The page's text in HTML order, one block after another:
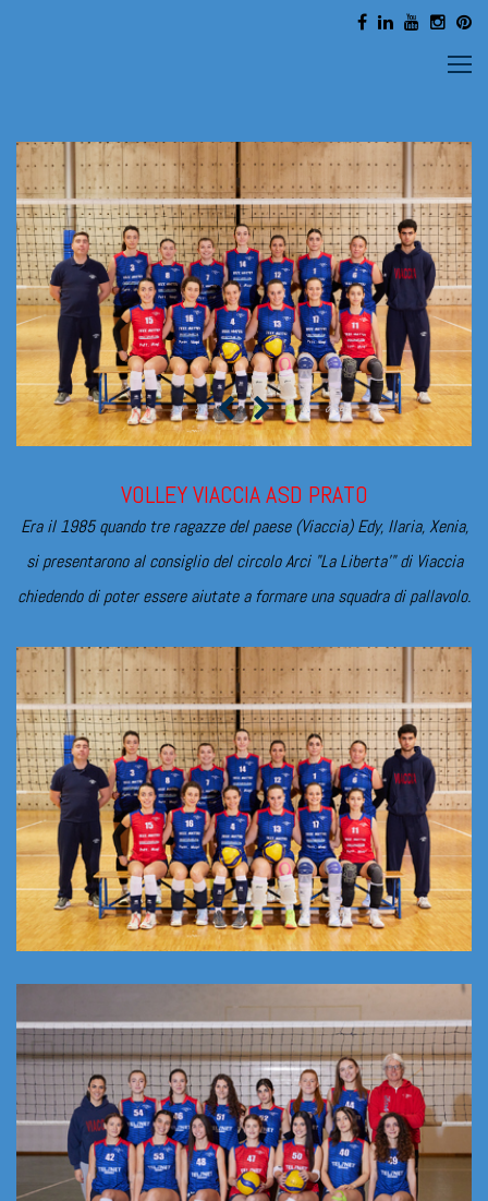
VOLLEY VIACCIA ASD PRATO
Era il 1985 quando tre ragazze del paese (Viaccia) Edy, Ilaria, Xenia,
si presentarono al consiglio del circolo Arci "La Liberta'" di Viaccia
chiedendo di poter essere aiutate a formare una squadra di pallavolo.
PRIMA DIVISIONE FIPAV 2025/26